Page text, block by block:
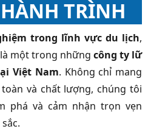
TRÌNH
trong lĩnh vực du lịch,
một trong những công ty lữ
Việt Nam. Không chỉ mang
và chất lượng, chúng tôi
phá và cảm nhận trọn vẹn